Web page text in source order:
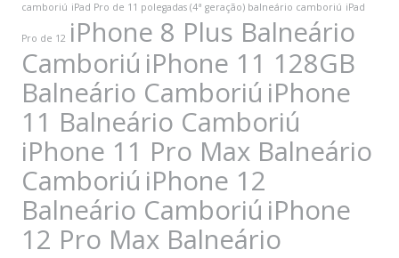
camboriú iPad Pro de 11 polegadas (4ª geração) balneário camboriú iPad
Pro de 12 iPhone 8 Plus Balneário
Camboriú iPhone 11 128GB
Balneário Camboriú iPhone
11 Balneário Camboriú
iPhone 11 Pro Max Balneário
Camboriú iPhone 12
Balneário Camboriú iPhone
12 Pro Max Balneário